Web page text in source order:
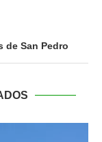
de San Pedro